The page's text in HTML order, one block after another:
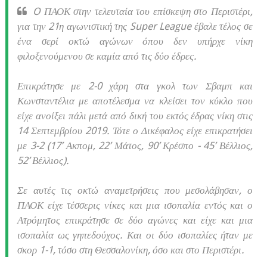
O ΠΑΟΚ στην τελευταία του επίσκεψη στο Περιστέρι,
για την 21η αγωνιστική της Super League έβαλε τέλος σε
ένα σερί οκτώ αγώνων όπου δεν υπήρχε νίκη
φιλοξενούμενου σε καμία από τις δύο έδρες.
Επικράτησε με 2-0 χάρη στα γκολ των Σβαμπ και
Κωνσταντέλια με αποτέλεσμα να κλείσει τον κύκλο που
είχε ανοίξει πάλι μετά από δική του εκτός έδρας νίκη στις
14 Σεπτεμβρίου 2019. Τότε ο Δικέφαλος είχε επικρατήσει
με 3-2 (17’ Ακπομ, 22’ Μάτος, 90’ Κρέσπο - 45’ Βέλλιος,
52’ Βέλλιος).
Σε αυτές τις οκτώ αναμετρήσεις που μεσολάβησαν, ο
ΠΑΟΚ είχε τέσσερις νίκες και μια ισοπαλία εντός και ο
Ατρόμητος επικράτησε σε δύο αγώνες και είχε και μια
ισοπαλία ως γηπεδούχος. Και οι δύο ισοπαλίες ήταν με
σκορ 1-1, τόσο στη Θεσσαλονίκη, όσο και στο Περιστέρι.